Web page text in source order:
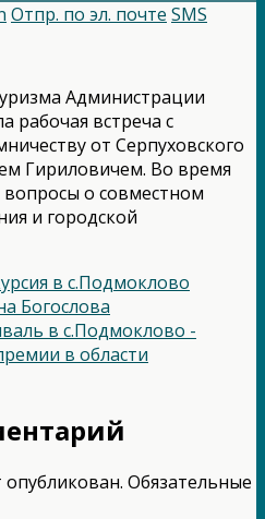
Отпр. по эл. почте SMS
Администрации
рабочая встреча с
от Серпуховского
Гириловичем. Во время
о совместном
и городской
в с.Подмоклово
Богослова
в с.Подмоклово -
в области
Обязательные